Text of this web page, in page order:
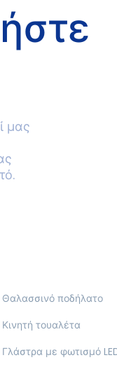
μας
Θαλασσινό ποδήλατο
Κινητή τουαλέτα
Γλάστρα με φωτισμό